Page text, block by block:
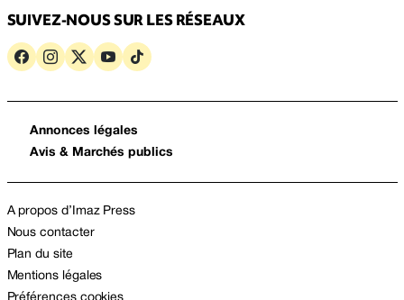
SUIVEZ-NOUS SUR LES RÉSEAUX
Annonces légales
Avis & Marchés publics
A propos d’Imaz Press
Nous contacter
Plan du site
Mentions légales
Préférences cookies